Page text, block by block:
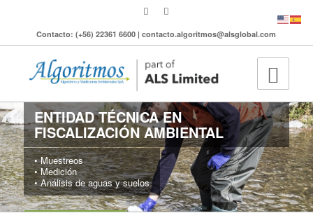
Contacto: (+56) 22361 6600 | contacto.algoritmos@alsglobal.com
ENTIDAD TÉCNICA EN
FISCALIZACIÓN AMBIENTAL
• Muestreos
• Medición
• Análisis de aguas y suelos